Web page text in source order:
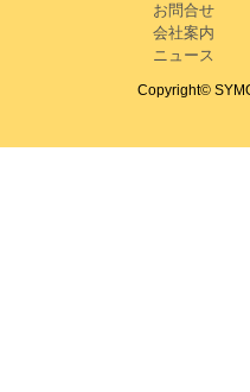
お問合せ
会社案内
ニュース
Copyright©